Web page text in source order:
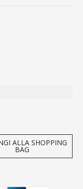
ALLA SHOPPING
BAG